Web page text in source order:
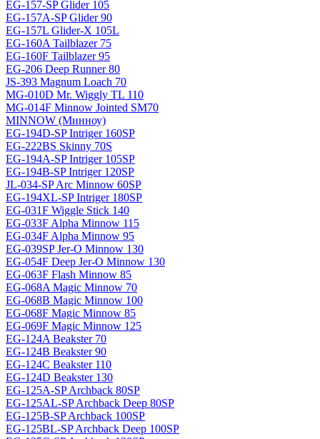
EG-157-SP Glider 105
EG-157A-SP Glider 90
EG-157L Glider-X 105L
EG-160A Tailblazer 75
EG-160F Tailblazer 95
EG-206 Deep Runner 80
JS-393 Magnum Loach 70
MG-010D Mr. Wiggly TL 110
MG-014F Minnow Jointed SM70
MINNOW (Минноу)
EG-194D-SP Intriger 160SP
EG-222BS Skinny 70S
EG-194A-SP Intriger 105SP
EG-194B-SP Intriger 120SP
JL-034-SP Arc Minnow 60SP
EG-194XL-SP Intriger 180SP
EG-031F Wiggle Stick 140
EG-033F Alpha Minnow 115
EG-034F Alpha Minnow 95
EG-039SP Jer-O Minnow 130
EG-054F Deep Jer-O Minnow 130
EG-063F Flash Minnow 85
EG-068A Magic Minnow 70
EG-068B Magic Minnow 100
EG-068F Magic Minnow 85
EG-069F Magiс Minnow 125
EG-124A Beakster 70
EG-124B Beakster 90
EG-124C Beakster 110
EG-124D Beakster 130
EG-125A-SP Archback 80SP
EG-125AL-SP Archback Deep 80SP
EG-125B-SP Archback 100SP
EG-125BL-SP Archback Deep 100SP